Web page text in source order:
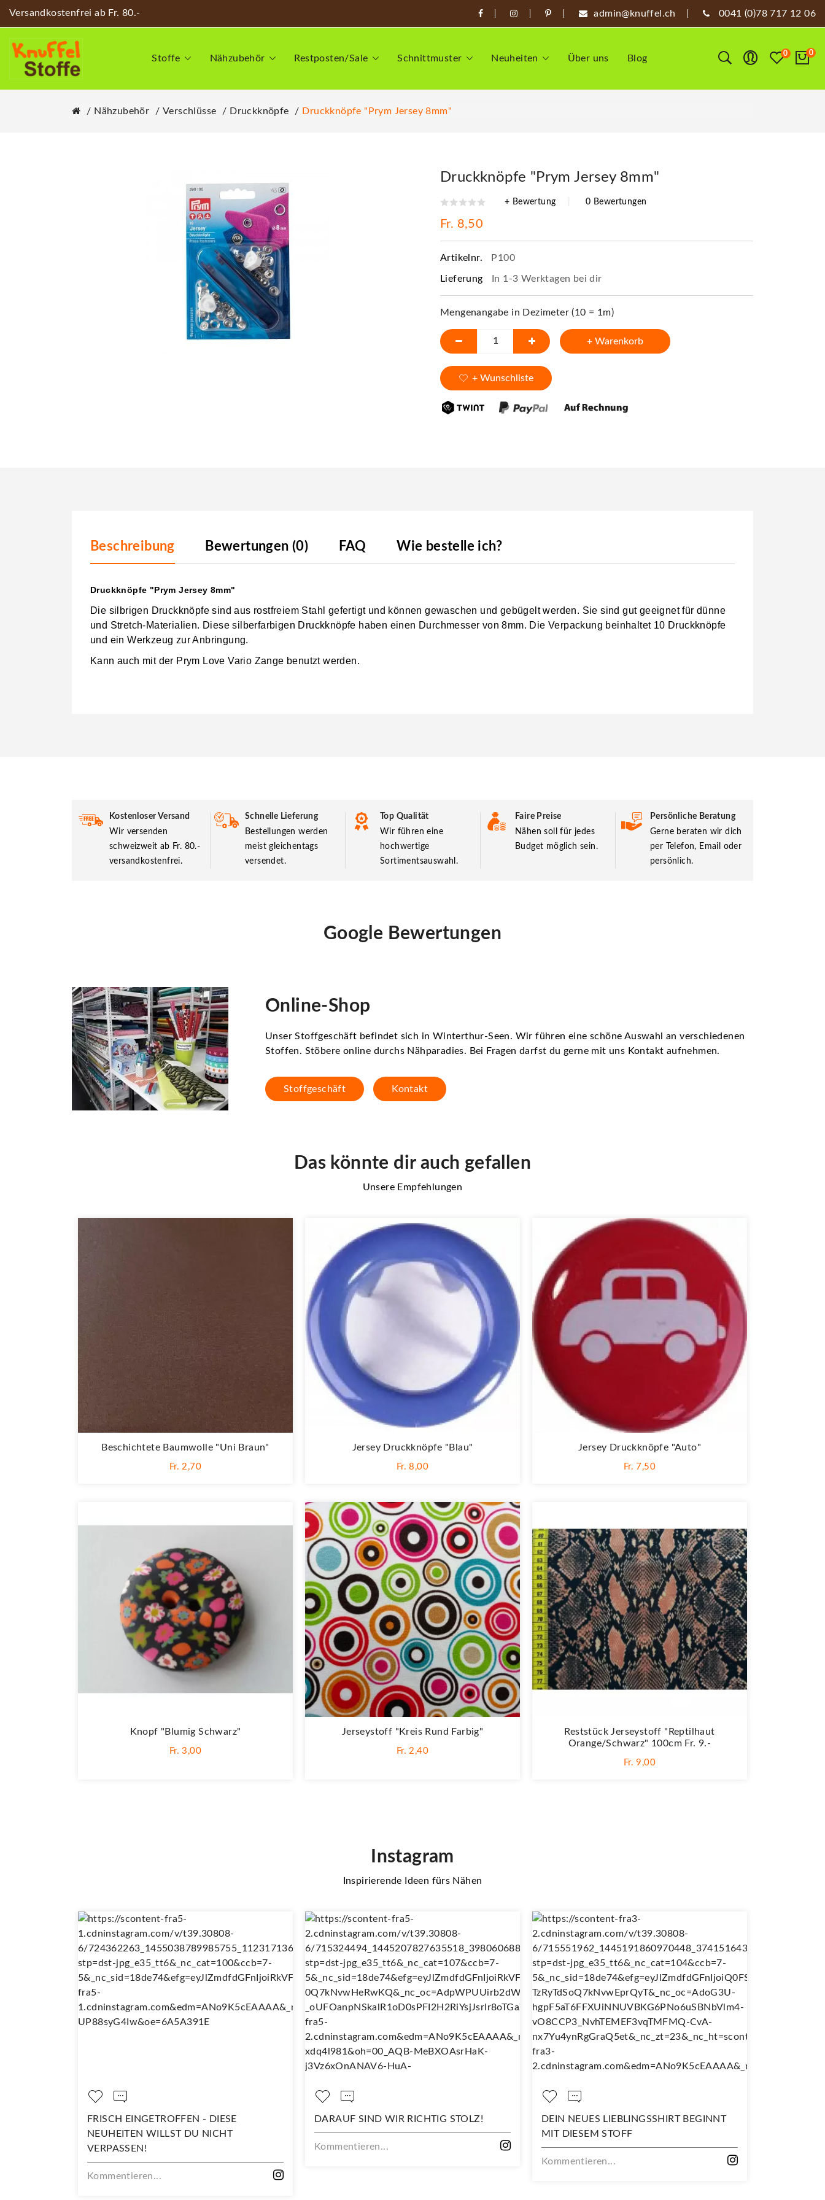
Versandkostenfrei ab Fr. 80.- admin@knuffel.ch 0041 (0)78 717 12 06
Stoffe Nähzubehör Restposten/Sale Schnittmuster Neuheiten Über uns Blog 0 0
Nähzubehör Verschlüsse Druckknöpfe Druckknöpfe "Prym Jersey 8mm"
Druckknöpfe "Prym Jersey 8mm"
+ Bewertung 0 Bewertungen
Fr. 8,50
Artikelnr. P100
Lieferung In 1-3 Werktagen bei dir
Mengenangabe in Dezimeter (10 = 1m)
+ Warenkorb
+ Wunschliste
Beschreibung Bewertungen (0) FAQ Wie bestelle ich?
Druckknöpfe "Prym Jersey 8mm"
Die silbrigen Druckknöpfe sind aus rostfreiem Stahl gefertigt und können gewaschen und gebügelt werden. Sie sind gut geeignet für dünne
und Stretch-Materialien. Diese silberfarbigen Druckknöpfe haben einen Durchmesser von 8mm. Die Verpackung beinhaltet 10 Druckknöpfe
und ein Werkzeug zur Anbringung.
Kann auch mit der Prym Love Vario Zange benutzt werden.
Kostenloser Versand
Wir versenden
schweizweit ab Fr. 80.-
versandkostenfrei.
Schnelle Lieferung
Bestellungen werden
meist gleichentags
versendet.
Top Qualität
Wir führen eine
hochwertige
Sortimentsauswahl.
Faire Preise
Nähen soll für jedes
Budget möglich sein.
Persönliche Beratung
Gerne beraten wir dich
per Telefon, Email oder
persönlich.
Google Bewertungen
Online-Shop
Unser Stoffgeschäft befindet sich in Winterthur-Seen. Wir führen eine schöne Auswahl an verschiedenen
Stoffen. Stöbere online durchs Nähparadies. Bei Fragen darfst du gerne mit uns Kontakt aufnehmen.
Stoffgeschäft Kontakt
Das könnte dir auch gefallen
Unsere Empfehlungen
Beschichtete Baumwolle "Uni Braun"
Fr. 2,70
Knopf "Blumig Schwarz"
Fr. 3,00
Jersey Druckknöpfe "Blau"
Fr. 8,00
Jerseystoff "Kreis Rund Farbig"
Fr. 2,40
Jersey Druckknöpfe "Auto"
Fr. 7,50
Reststück Jerseystoff "Reptilhaut
Orange/schwarz" 100cm Fr. 9.-
Fr. 9,00
Instagram
Inspirierende Ideen fürs Nähen
EINGETROFFEN - DIESE
WILLST DU NICHT
DARAUF SIND WIR RICHTIG STOLZ!
DEIN NEUES LIEBLINGSSHIRT BEGINNT
MIT DIESEM STOFF
NÄH DIR DEINEN EIGENEN